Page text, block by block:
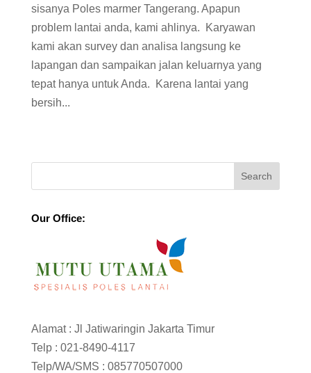
sisanya Poles marmer Tangerang. Apapun
problem lantai anda, kami ahlinya. Karyawan
kami akan survey dan analisa langsung ke
lapangan dan sampaikan jalan keluarnya yang
tepat hanya untuk Anda. Karena lantai yang
bersih...
Our Office:
Alamat : Jl Jatiwaringin Jakarta Timur
Telp : 021-8490-4117
Telp/WA/SMS : 085770507000